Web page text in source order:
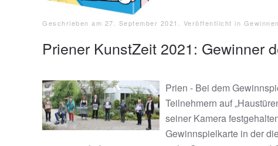
Geschrieben am 27. September 2021 . Veröffentlicht in Gewinnen
Priener KunstZeit 2021: Gewinner
Prien - Bei dem
Teilnehmern auf
seiner Kamera
Gewinnspielkarte in der